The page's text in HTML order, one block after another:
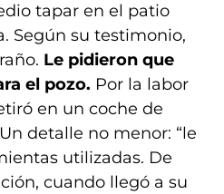
tapar en el patio
Según su testimonio,
Le pidieron que
el pozo. Por la labor
en un coche de
detalle no menor: “le
utilizadas. De
cuando llegó a su